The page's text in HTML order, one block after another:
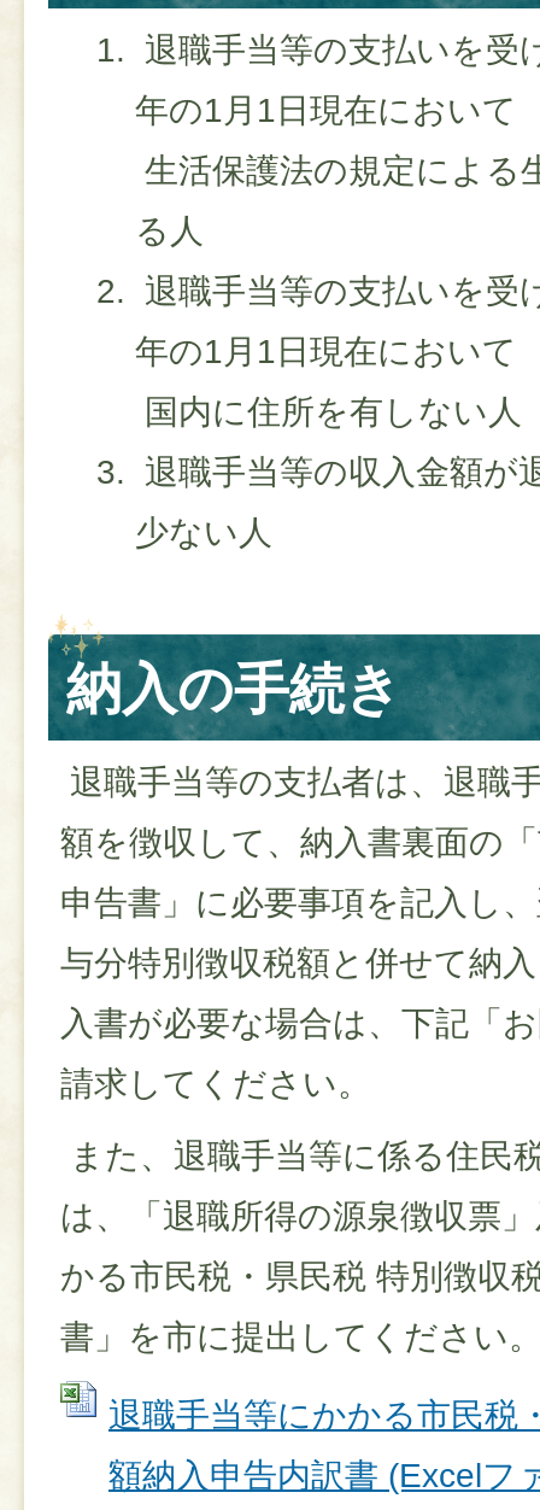
退職手当等の支払いを受
年の1月1日現在において
生活保護法の規定による
る人
退職手当等の支払いを受
年の1月1日現在において
国内に住所を有しない人
退職手当等の収入金額が
少ない人
納入の手続き
退職手当等の支払者は、退職
額を徴収して、納入書裏面の
申告書」に必要事項を記入し
与分特別徴収税額と併せて納
入書が必要な場合は、下記「
請求してください。
また、退職手当等に係る住民
は、「退職所得の源泉徴収票
かる市民税・県民税 特別徴収
書」を市に提出してください
退職手当等にかかる市民税
額納入申告内訳書 (Excelフ